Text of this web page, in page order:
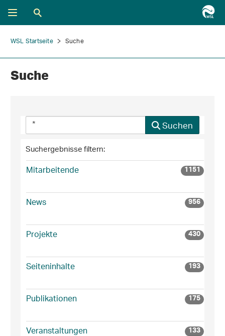
WSL Startseite Suche
Suche
Suchen
Suchergebnisse filtern:
Mitarbeitende 1151
News 956
Projekte 430
Seiteninhalte 193
Publikationen 175
Veranstaltungen 133